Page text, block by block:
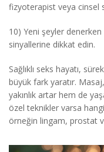
fizyoterapist veya cinsel
10) Yeni şeyler
sinyallerine dikkat edin.
Sağlıklı seks hayatı,
büyük fark yaratır.
yakınlık artar hem de
özel teknikler varsa
örneğin lingam, prostat